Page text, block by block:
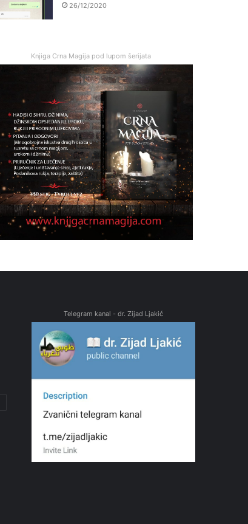
26/12/2020
Knjiga Crna Magija pod lupom šerijata
Telegram kanal - dr. Zijad Ljakić